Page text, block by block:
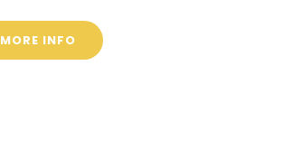
MORE INFO